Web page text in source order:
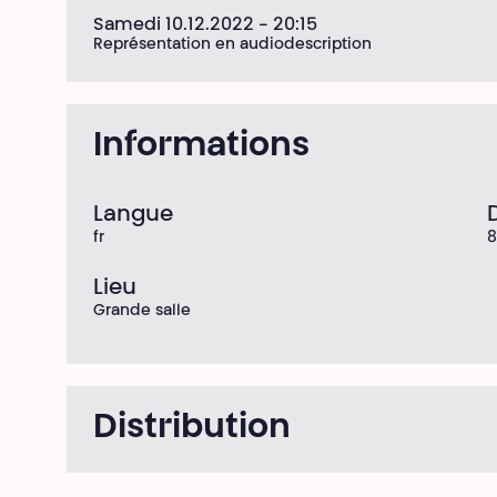
Samedi 10.12.2022 - 20:15
Représentation en audiodescription
Informations
Langue
fr
Lieu
Grande salle
Distribution